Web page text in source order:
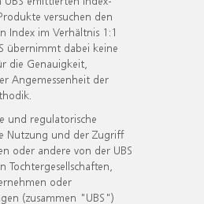
versuchen den
Index im Verhältnis 1:1
übernimmt dabei keine
die Genauigkeit,
Angemessenheit der
und regulatorische
Nutzung und der Zugriff
oder andere von der UBS
Tochtergesellschaften,
oder
(zusammen "UBS")